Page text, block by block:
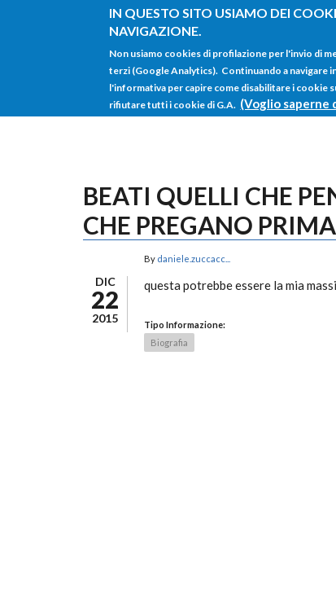
IN QUESTO SITO USIAMO DEI
NAVIGAZIONE.
Non usiamo cookies di profilazione per l'invio di
terzi (Google Analytics). Continuando a navigare
l'informativa per capire come disabilitare i cookie
rifiutare tutti i cookie di G.A. (Voglio saperne
Salta al contenuto principale
BEATI QUELLI CHE
CHE PREGANO
DIC
22
2015
By daniele.zuccacc...
questa potrebbe essere la mia
Tipo Informazione:
Biografia